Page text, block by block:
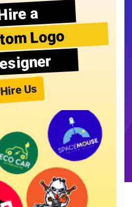
a
Logo
Hire Us